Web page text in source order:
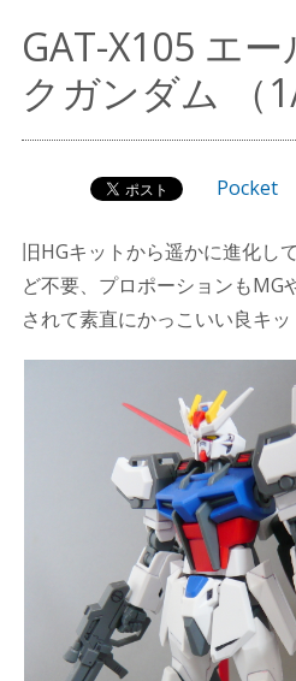
ヤスリは
（since
パチ組みガンプラレビュー
GAT-X105 エ
クガンダム （
Pocket
旧HGキットから遥かに進化し
ど不要、プロポーションもMG
されて素直にかっこいい良キッ